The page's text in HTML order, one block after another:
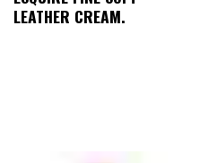
LEATHER CREAM.